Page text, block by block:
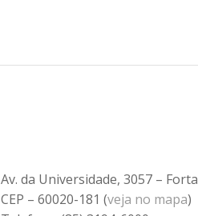
Av. da Universidade, 3057 –
CEP – 60020-181 (veja no mapa)